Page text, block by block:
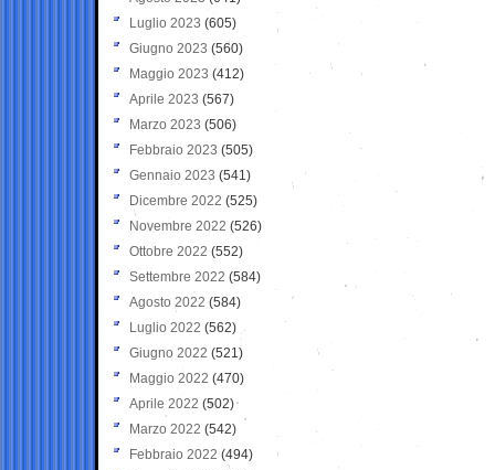
Luglio 2023 (605)
Giugno 2023 (560)
Maggio 2023 (412)
Aprile 2023 (567)
Marzo 2023 (506)
Febbraio 2023 (505)
Gennaio 2023 (541)
Dicembre 2022 (525)
Novembre 2022 (526)
Ottobre 2022 (552)
Settembre 2022 (584)
Agosto 2022 (584)
Luglio 2022 (562)
Giugno 2022 (521)
Maggio 2022 (470)
Aprile 2022 (502)
Marzo 2022 (542)
Febbraio 2022 (494)